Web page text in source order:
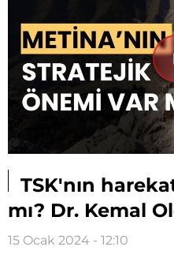
TSK'nın
mı? Dr. Kemal
15 Ocak 2024 - 12:10